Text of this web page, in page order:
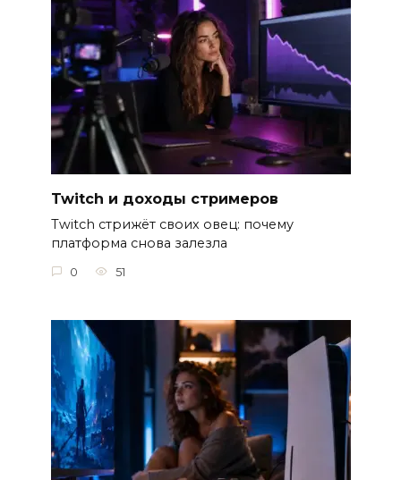
Twitch и доходы стримеров
Twitch стрижёт своих овец: почему
платформа снова залезла
0 51